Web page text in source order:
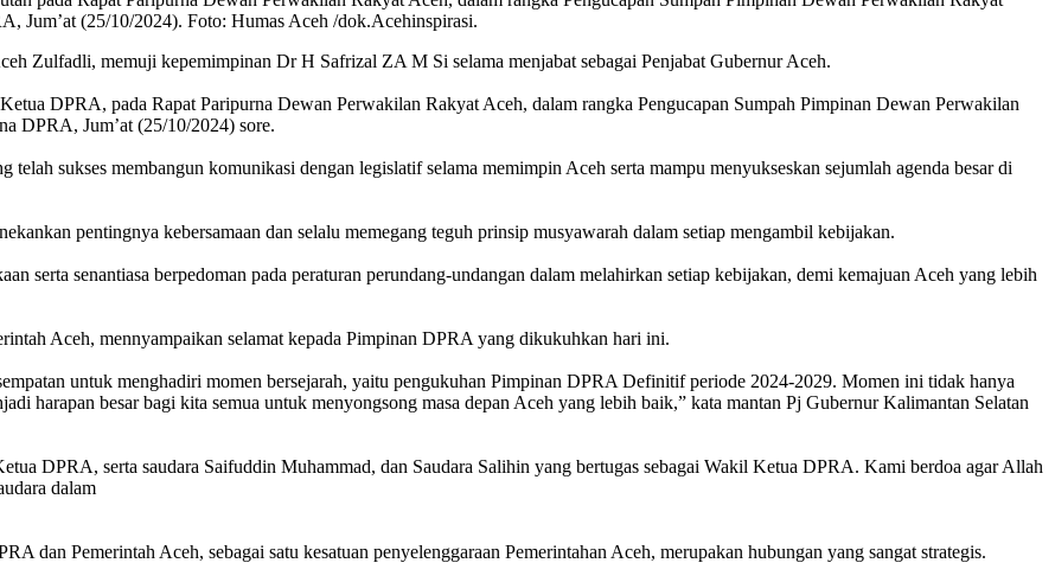
Jum’at (25/10/2024). Foto: Humas Aceh /dok.Acehinspirasi.
Zulfadli, memuji kepemimpinan Dr H Safrizal ZA M Si selama menjabat sebagai Penjabat Gubernur Aceh.
DPRA, pada Rapat Paripurna Dewan Perwakilan Rakyat Aceh, dalam rangka Pengucapan Sumpah Pimpinan Dewan Perwakilan
DPRA, Jum’at (25/10/2024) sore.
sukses membangun komunikasi dengan legislatif selama memimpin Aceh serta mampu menyukseskan sejumlah agenda besar di
pentingnya kebersamaan dan selalu memegang teguh prinsip musyawarah dalam setiap mengambil kebijakan.
serta senantiasa berpedoman pada peraturan perundang-undangan dalam melahirkan setiap kebijakan, demi kemajuan Aceh yang lebih
Aceh, mennyampaikan selamat kepada Pimpinan DPRA yang dikukuhkan hari ini.
untuk menghadiri momen bersejarah, yaitu pengukuhan Pimpinan DPRA Definitif periode 2024-2029. Momen ini tidak hanya
harapan besar bagi kita semua untuk menyongsong masa depan Aceh yang lebih baik,” kata mantan Pj Gubernur Kalimantan Selatan
DPRA, serta saudara Saifuddin Muhammad, dan Saudara Salihin yang bertugas sebagai Wakil Ketua DPRA. Kami berdoa agar Allah
dalam
dan Pemerintah Aceh, sebagai satu kesatuan penyelenggaraan Pemerintahan Aceh, merupakan hubungan yang sangat strategis.